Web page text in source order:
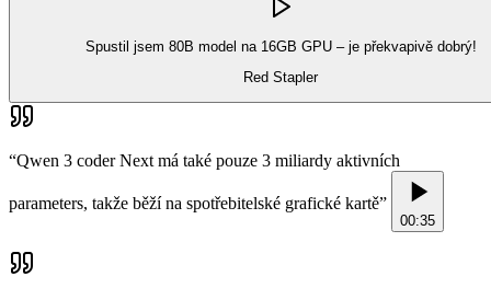
Spustil jsem 80B model na 16GB GPU – je překvapivě dobrý!
Red Stapler
“Qwen 3 coder Next má také pouze 3 miliardy aktivních
parameters, takže běží na spotřebitelské grafické kartě”
00:35